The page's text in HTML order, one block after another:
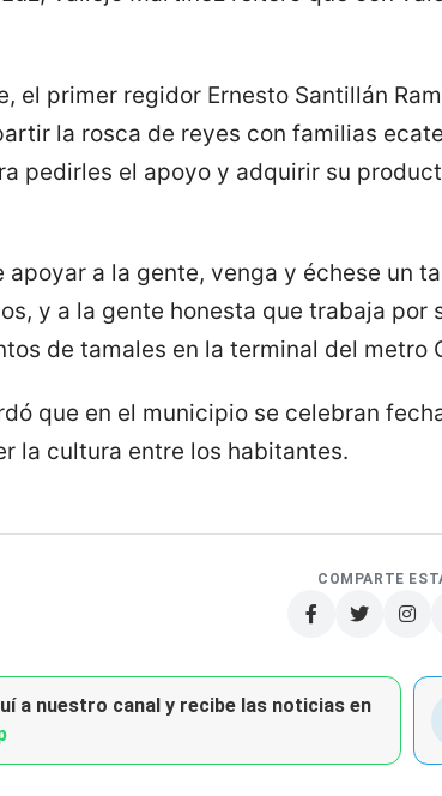
el primer regidor Ernesto Santillán
la rosca de reyes con familias
pedirles el apoyo y adquirir su
apoyar a la gente, venga y échese un
y a la gente honesta que trabaja por
de tamales en la terminal del metro
que en el municipio se celebran
la cultura entre los habitantes.
COMPARTE
a nuestro canal y recibe las noticias en